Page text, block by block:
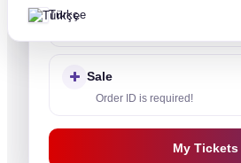
Sale
Order ID is required!
My Tickets
Türkçe